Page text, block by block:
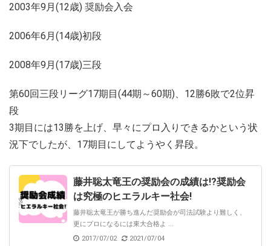
2003年9月(12歳) 奨励会入会
2006年6月(14歳)初段
2008年9月(17歳)三段
第60回三段リーグ17期目(44期～60期)、12勝6敗で2位昇
段
3期目には13勝を上げ、早々にプロ入りできるかという状
況下でしたが、17期目にしてようやく昇段。
藤井聡太竜王の奨励会の成績は!?奨励会
は究極のヒエラルキー社会!
藤井聡太竜王が勝ち進んだ奨励会が司法試験より難しく、
更にプロになるには東大合格よ ...
2017/07/02
2021/07/04